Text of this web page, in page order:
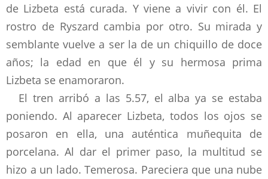
de Lizbeta está curada. Y viene a vivir con él. El
rostro de Ryszard cambia por otro. Su mirada y
semblante vuelve a ser la de un chiquillo de doce
años; la edad en que él y su hermosa prima
Lizbeta se enamoraron.
El tren arribó a las 5.57, el alba ya se estaba
poniendo. Al aparecer Lizbeta, todos los ojos se
posaron en ella, una auténtica muñequita de
porcelana. Al dar el primer paso, la multitud se
hizo a un lado. Temerosa. Pareciera que una nube